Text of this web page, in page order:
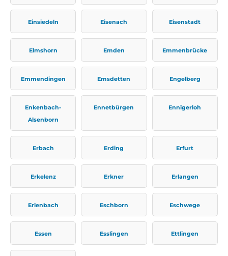
Einsiedeln Eisenach Eisenstadt
Elmshorn Emden Emmenbrücke
Emmendingen Emsdetten Engelberg
Enkenbach-
Alsenborn
Ennetbürgen Ennigerloh
Erbach Erding Erfurt
Erkelenz Erkner Erlangen
Erlenbach Eschborn Eschwege
Essen Esslingen Ettlingen